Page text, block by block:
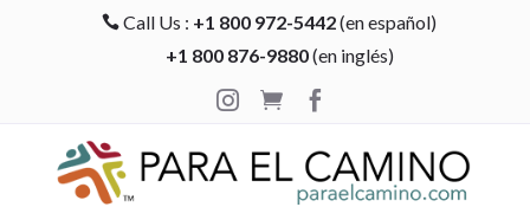
 Call Us : +1 800 972-5442(en español)
+1 800 876-9880(en inglés)

 